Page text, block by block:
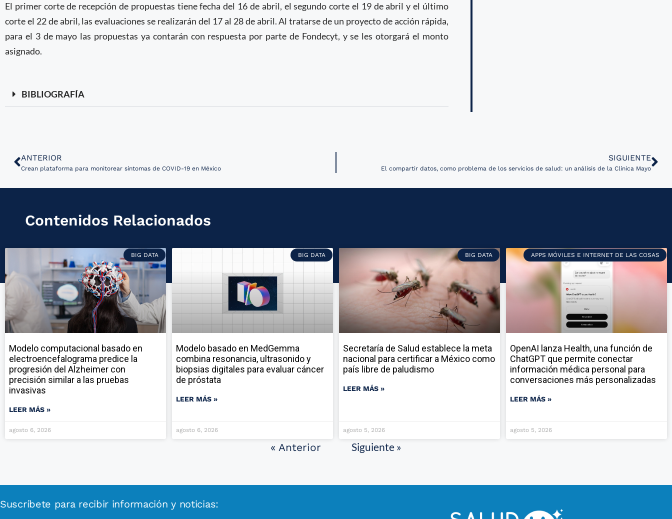
El primer corte de recepción de propuestas tiene fecha del 16 de abril, el segundo corte el 19 de abril y el último
corte el 22 de abril, las evaluaciones se realizarán del 17 al 28 de abril. Al tratarse de un proyecto de acción rápida,
para el 3 de mayo las propuestas ya contarán con respuesta por parte de Fondecyt, y se les otorgará el monto
asignado.
BIBLIOGRAFÍA
ANTERIOR
Crean plataforma para monitorear síntomas de COVID-19 en México
SIGUIENTE
El compartir datos, como problema de los servicios de salud: un análisis de la Clínica Mayo
Contenidos Relacionados
BIG DATA
Modelo computacional basado en
electroencefalograma predice la
progresión del Alzheimer con
precisión similar a las pruebas
invasivas
LEER MÁS »
agosto 6, 2026
BIG DATA
Modelo basado en MedGemma
combina resonancia, ultrasonido y
biopsias digitales para evaluar cáncer
de próstata
LEER MÁS »
agosto 6, 2026
BIG DATA
Secretaría de Salud establece la meta
nacional para certificar a México como
país libre de paludismo
LEER MÁS »
agosto 5, 2026
APPS MÓVILES E INTERNET DE LAS COSAS
OpenAI lanza Health, una función de
ChatGPT que permite conectar
información médica personal para
conversaciones más personalizadas
LEER MÁS »
agosto 5, 2026
« Anterior Siguiente »
Suscríbete para recibir información y noticias: